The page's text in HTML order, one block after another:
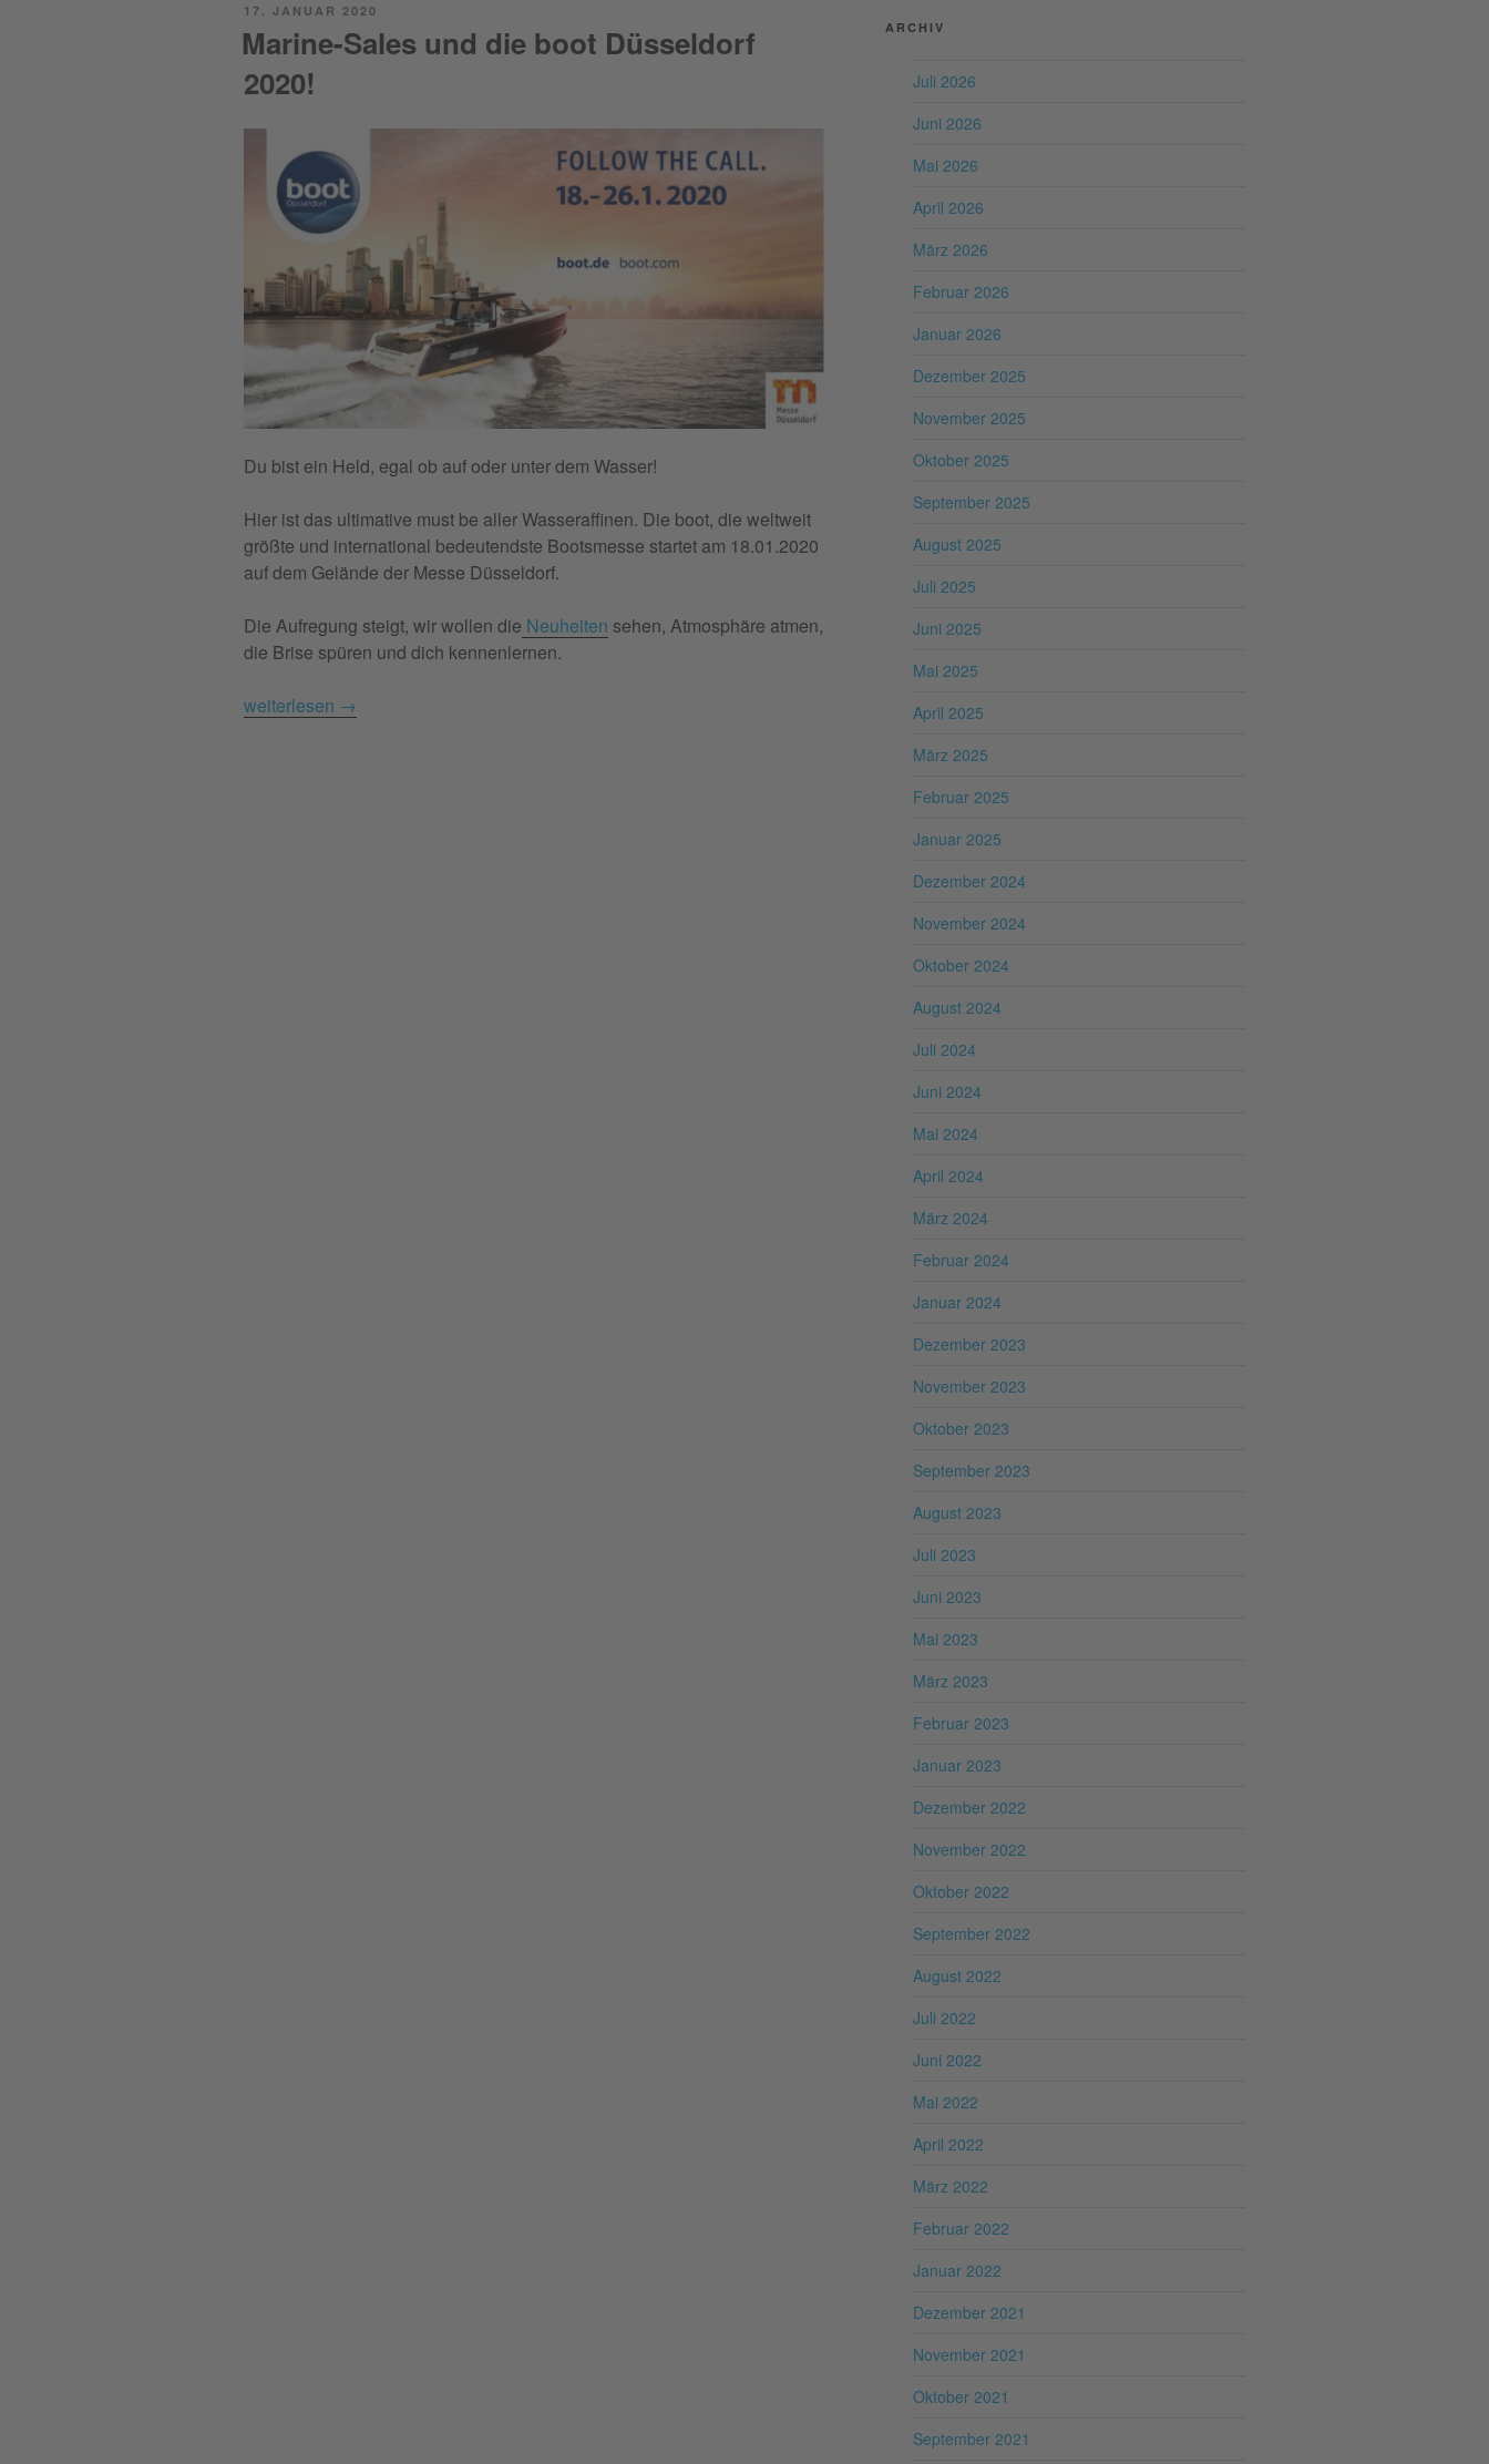
POSTED
17. JANUAR 2020
Marine-Sales und die boot Düsseldorf
2020!
Du bist ein Held, egal ob auf oder unter dem Wasser!
Hier ist das ultimative must be aller Wasseraffinen. Die boot, die weltweit
größte und international bedeutendste Bootsmesse startet am 18.01.2020
auf dem Gelände der Messe Düsseldorf.
Die Aufregung steigt, wir wollen die Neuheiten sehen, Atmosphäre atmen,
die Brise spüren und dich kennenlernen.
weiterlesen →
ARCHIV
Juli 2026
Juni 2026
Mai 2026
April 2026
März 2026
Februar 2026
Januar 2026
Dezember 2025
November 2025
Oktober 2025
September 2025
August 2025
Juli 2025
Juni 2025
Mai 2025
April 2025
März 2025
Februar 2025
Januar 2025
Dezember 2024
November 2024
Oktober 2024
August 2024
Juli 2024
Juni 2024
Mai 2024
April 2024
März 2024
Februar 2024
Januar 2024
Dezember 2023
November 2023
Oktober 2023
September 2023
August 2023
Juli 2023
Juni 2023
Mai 2023
März 2023
Februar 2023
Januar 2023
Dezember 2022
November 2022
Oktober 2022
September 2022
August 2022
Juli 2022
Juni 2022
Mai 2022
April 2022
März 2022
Februar 2022
Januar 2022
Dezember 2021
November 2021
Oktober 2021
September 2021